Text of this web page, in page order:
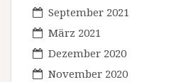
September 2021
März 2021
Dezember 2020
November 2020